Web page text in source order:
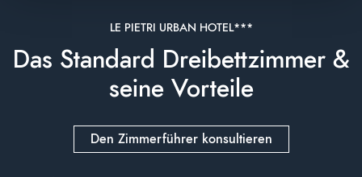
LE PIETRI URBAN HOTEL***
Das Standard Dreibettzimmer &
seine Vorteile
Den Zimmerführer konsultieren